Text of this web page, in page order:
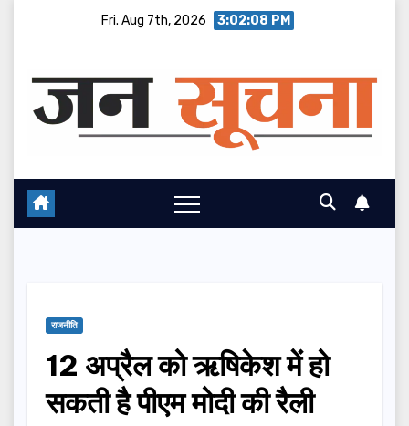
Fri. Aug 7th, 2026 3:02:08 PM
राजनीति
12 अप्रैल को ऋषिकेश में हो
सकती है पीएम मोदी की रैली